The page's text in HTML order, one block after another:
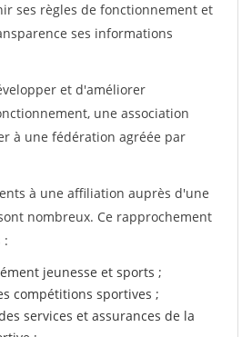
ses règles de fonctionnement et
ses informations
et d'améliorer
une association
à une fédération agréée par
à une affiliation auprès d'une
nombreux. Ce rapprochement
:
jeunesse et sports ;
compétitions sportives ;
services et assurances de la